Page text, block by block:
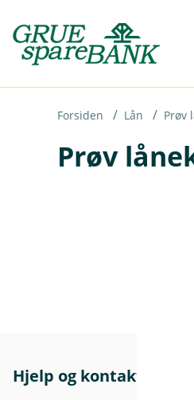
Forsiden Lån Prøv
Prøv
Hjelp og kontakt